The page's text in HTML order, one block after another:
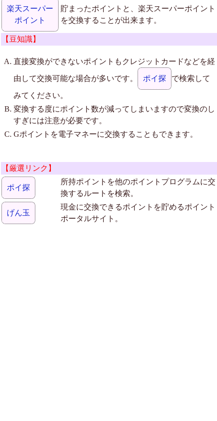
楽天スーパー
ポイント
貯まったポイントと、楽天スーパーポイント
を交換することが出来ます。
【豆知識】
直接変換ができないポイントもクレジットカードなどを経
由して交換可能な場合が多いです。 ポイ探 で検索して
みてください。
変換する度にポイント数が減ってしまいますので変換のし
すぎには注意が必要です。
Gポイントを電子マネーに交換することもできます。
【厳選リンク】
ポイ探
所持ポイントを他のポイントプログラムに交
換するルートを検索。
げん玉
現金に交換できるポイントを貯めるポイント
ポータルサイト。